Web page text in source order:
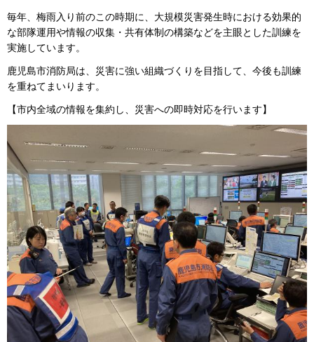
毎年、梅雨入り前のこの時期に、大規模災害発生時における効果的
な部隊運用や情報の収集・共有体制の構築などを主眼とした訓練を
実施しています。
鹿児島市消防局は、災害に強い組織づくりを目指して、今後も訓練
を重ねてまいります。
【市内全域の情報を集約し、災害への即時対応を行います】